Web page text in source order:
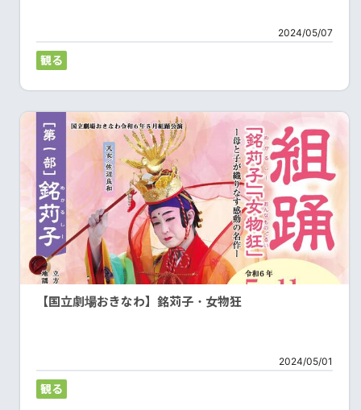
2024/05/07
観る
【国立劇場おきなわ】銘苅子・女物狂
2024/05/01
観る